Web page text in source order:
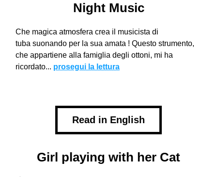
Night Music
Che magica atmosfera crea il musicista di
tuba suonando per la sua amata ! Questo strumento,
che appartiene alla famiglia degli ottoni, mi ha
ricordato... prosegui la lettura
Read in English
Girl playing with her Cat